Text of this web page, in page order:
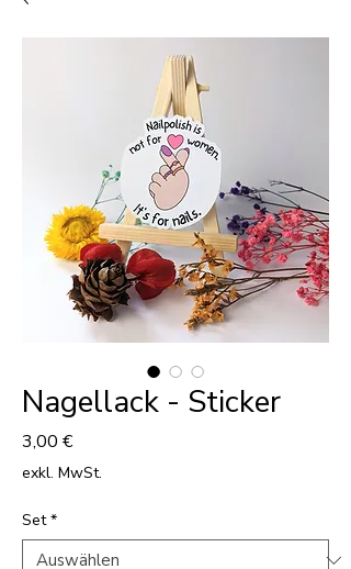
Nagellack - Sticker
3,00 €Preis
exkl. MwSt.
Set *